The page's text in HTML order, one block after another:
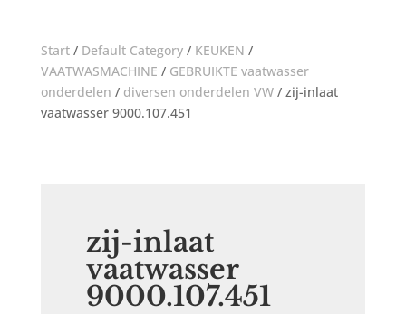
Start/ Default Category/ KEUKEN /
VAATWASMACHINE / GEBRUIKTE vaatwasser
onderdelen / diversen onderdelen VW/ zij-inlaat
vaatwasser 9000.107.451
zij-inlaat
vaatwasser
9000.107.451